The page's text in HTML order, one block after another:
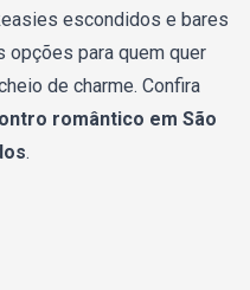
escondidos e bares
opções para quem quer
de charme. Confira
romântico em São
.